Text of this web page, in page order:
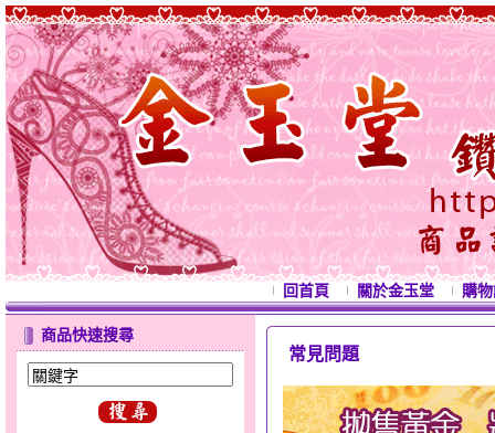
回首頁 關於金玉堂 購
商品快速搜尋
常見問題